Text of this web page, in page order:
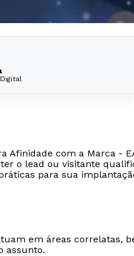
Afinidade com a Marca -
o lead ou visitante
para sua
em áreas correlatas,
assunto.